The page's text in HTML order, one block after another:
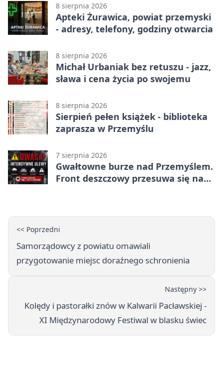
8 sierpnia 2026
Apteki Żurawica, powiat przemyski
- adresy, telefony, godziny otwarcia
8 sierpnia 2026
Michał Urbaniak bez retuszu - jazz,
sława i cena życia po swojemu
8 sierpnia 2026
Sierpień pełen książek - biblioteka
zaprasza w Przemyślu
7 sierpnia 2026
Gwałtowne burze nad Przemyślem.
Front deszczowy przesuwa się na
<< Poprzedni
Samorządowcy z powiatu omawiali
przygotowanie miejsc doraźnego schronienia
Następny >>
Kolędy i pastorałki znów w Kalwarii Pacławskiej -
XI Międzynarodowy Festiwal w blasku świec